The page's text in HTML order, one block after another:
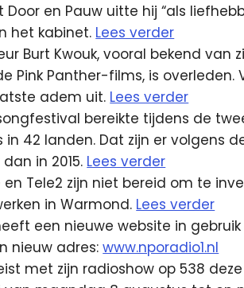
Door en Pauw uitte hij “als
het kabinet. Lees verder
Burt Kwouk, vooral bekend
Pink Panther-films, is overleden.
adem uit. Lees verder
bereikte tijdens de
in 42 landen. Dat zijn er volgens
in 2015. Lees verder
en Tele2 zijn niet bereid om te
in Warmond. Lees verder
een nieuwe website in
nieuw adres:www.nporadio1.nl
met zijn radioshow op 538